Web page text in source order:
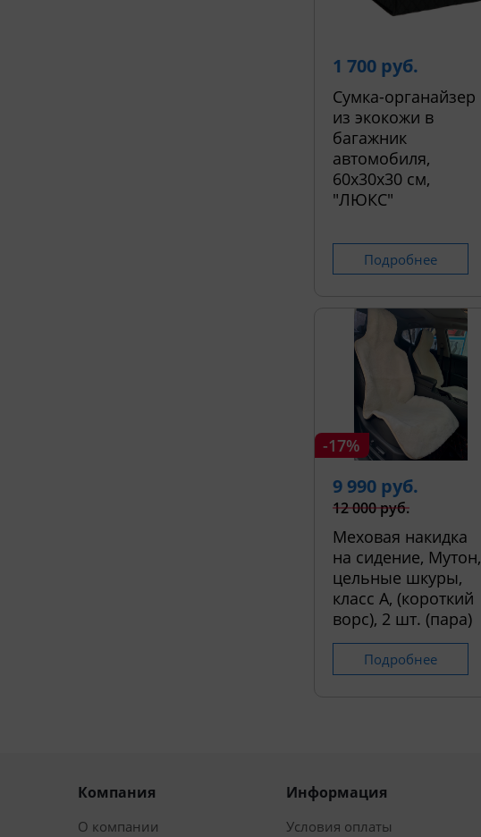
1 700 руб.
Сумка-органайзер
из экокожи в
багажник
автомобиля,
60х30х30 см,
"ЛЮКС"
Подробнее
-17%
9 990 руб.
12 000 руб.
Меховая накидка
на сидение, Мутон,
цельные шкуры,
класс А, (короткий
ворс), 2 шт. (пара)
Подробнее
Компания
О компании
Информация
Условия оплаты